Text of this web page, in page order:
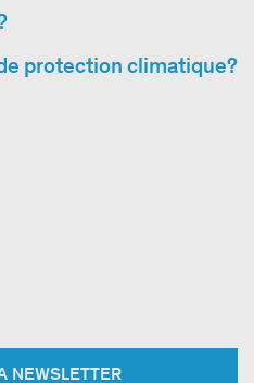
protection climatique?
NEWSLETTER